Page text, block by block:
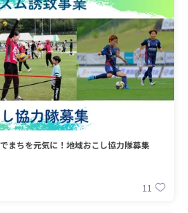
まちを元気に！地域おこし協力隊募集
11